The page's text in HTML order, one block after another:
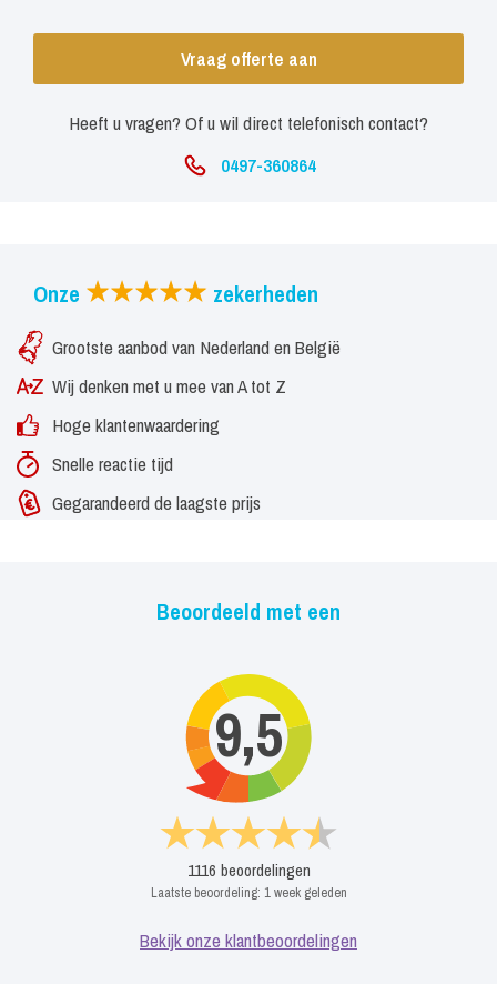
Vraag offerte aan
Heeft u vragen? Of u wil direct telefonisch contact?
0497-360864
Onze zekerheden
Grootste aanbod van Nederland en België
Wij denken met u mee van A tot Z
Hoge klantenwaardering
Snelle reactie tijd
Gegarandeerd de laagste prijs
Beoordeeld met een
9,5
1116 beoordelingen
Laatste beoordeling: 1 week geleden
Bekijk onze klantbeoordelingen